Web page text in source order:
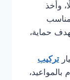
وأخذ
حماية،
تركيب
بالمواعيد،